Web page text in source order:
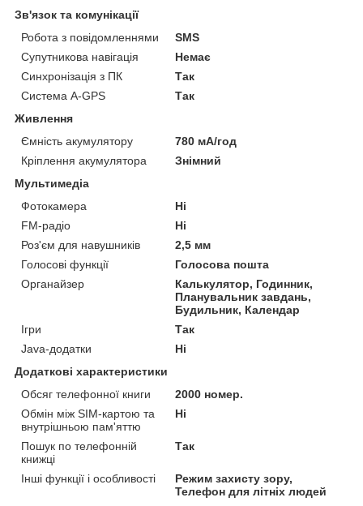
Зв'язок та комунікації
Робота з повідомленнями
SMS
Супутникова навігація
Немає
Синхронізація з ПК
Так
Система A-GPS
Так
Живлення
Ємність акумулятору
780 мА/год
Кріплення акумулятора
Знімний
Мультимедіа
Фотокамера
Ні
FM-радіо
Ні
Роз'єм для навушників
2,5 мм
Голосові функції
Голосова пошта
Органайзер
Калькулятор, Годинник,
Планувальник завдань,
Будильник, Календар
Ігри
Так
Java-додатки
Ні
Додаткові характеристики
Обсяг телефонної книги
2000 номер.
Обмін між SIM-картою та
внутрішньою пам'яттю
Ні
Пошук по телефонній
книжці
Так
Інші функції і особливості
Режим захисту зору,
Телефон для літніх людей